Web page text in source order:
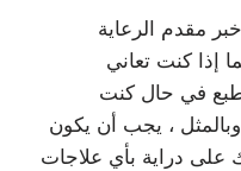
مقدم الرعاية
إذا كنت تعاني
في حال كنت
، يجب أن يكون
على دراية بأي علاجات